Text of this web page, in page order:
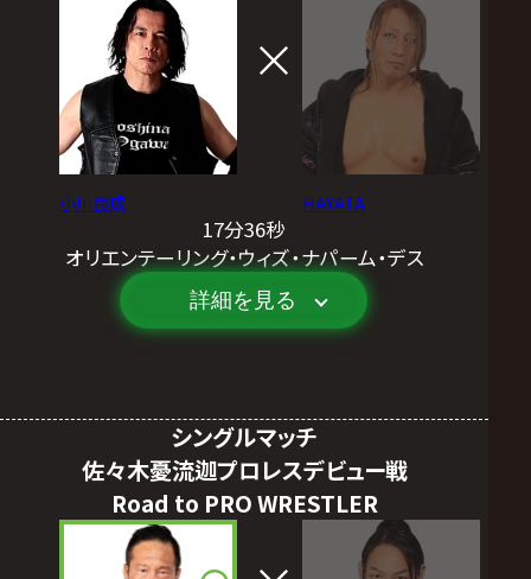
小川良成 HAYATA
17分36秒
オリエンテーリング・ウィズ・ナパーム・デス
詳細を見る
シングルマッチ
佐々木憂流迦プロレスデビュー戦
Road to PRO WRESTLER